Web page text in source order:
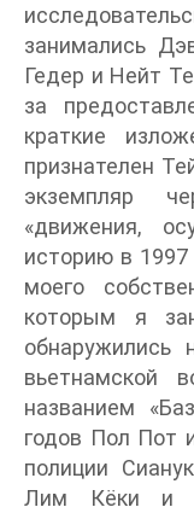
занимались
Гедер и Нейт
за
краткие
признателен
экземпляр
«движения,
историю в
моего
которым я
обнаружились
вьетнамской
названием
годов Пол Пот
полиции
Лим Кёки и